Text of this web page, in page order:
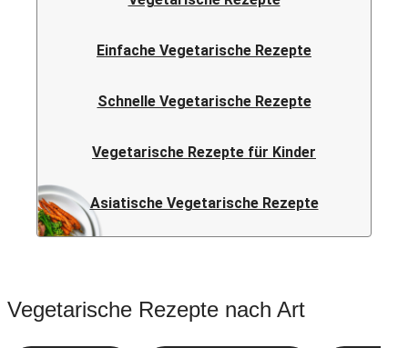
Einfache Vegetarische Rezepte
Schnelle Vegetarische Rezepte
Vegetarische Rezepte für Kinder
Asiatische Vegetarische Rezepte
Vegetarische Rezepte nach Art